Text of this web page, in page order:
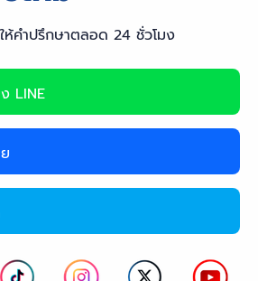
ให้คำปรึกษาตลอด 24 ชั่วโมง
LINE